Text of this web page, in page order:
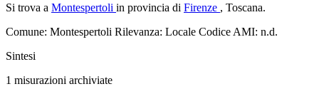
Si trova a Montespertoli in provincia di Firenze , Toscana.
Comune: Montespertoli Rilevanza: Locale Codice AMI: n.d.
Sintesi
1 misurazioni archiviate